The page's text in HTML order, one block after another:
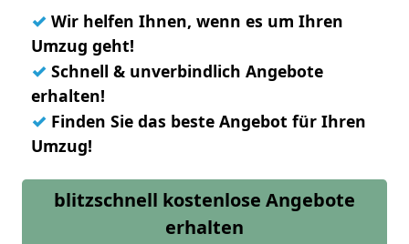
✓ Wir helfen Ihnen, wenn es um Ihren
Umzug geht!
✓ Schnell & unverbindlich Angebote
erhalten!
✓ Finden Sie das beste Angebot für Ihren
Umzug!
blitzschnell kostenlose Angebote
erhalten